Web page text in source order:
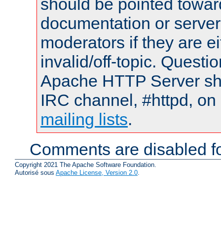
should be pointed
documentation or
moderators if they are
invalid/off-topic.
Apache HTTP Server
IRC channel, #httpd,
mailing lists.
Comments are disabled
Copyright 2021 The Apache Software Foundation.
Autorisé sous Apache License, Version 2.0